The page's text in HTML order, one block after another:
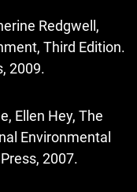
Redgwell,
Third Edition.
2009.
Ellen Hey, The
Environmental
2007.